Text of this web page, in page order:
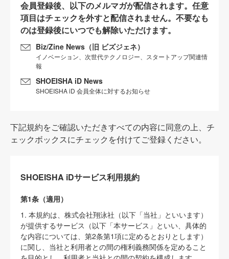
会員登録後、以下のメルマガが配信されます。任意
項目はチェックを外すと配信されません。不要なも
のは登録後にいつでも解除いただけます。
Biz/Zine News（旧 ビズジェネ）
イノベーション、次世代テクノロジー、スタートアップ関連情
報
SHOEISHA iD News
SHOEISHA iD 会員全体に対するお知らせ
下記規約をご確認いただきすべての内容に同意の上、チ
ェックボックスにチェックを付けてご登録ください。
SHOEISHA iDサービス利用規約
第1条（適用）
1. 本規約は、株式会社翔泳社（以下「当社」といいます）
が提供するサービス（以下「本サービス」といい、具体的
な内容については、第2条第1項に定めるとおりとします）
に関し、当社と利用者との間の権利義務関係を定めること